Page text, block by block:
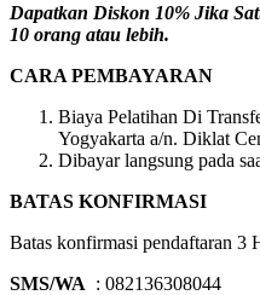
Dapatkan Diskon 10% Jika
10 orang atau lebih.
CARA PEMBAYARAN
Biaya Pelatihan Di
Yogyakarta a/n. Diklat
Dibayar langsung pada
BATAS KONFIRMASI
Batas konfirmasi pendaftaran 3
SMS/WA : 082136308044